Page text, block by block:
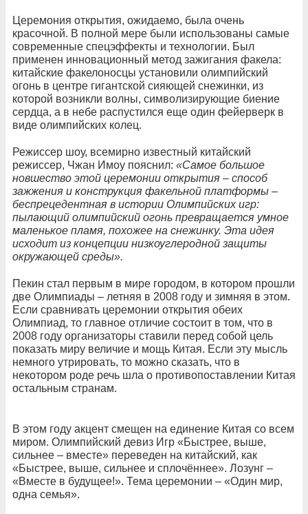
Церемония открытия, ожидаемо, была очень
красочной. В полной мере были использованы самые
современные спецэффекты и технологии. Был
применен инновационный метод зажигания факела:
китайские факелоносцы установили олимпийский
огонь в центре гигантской сияющей снежинки, из
которой возникли волны, символизирующие биение
сердца, а в небе распустился еще один фейерверк в
виде олимпийских колец.
Режиссер шоу, всемирно известный китайский
режиссер, Чжан Имоу пояснил: «Самое большое
новшество этой церемонии открытия – способ
зажжения и конструкция факельной платформы –
беспрецедентная в истории Олимпийских игр:
пылающий олимпийский огонь превращается умное
маленькое пламя, похожее на снежинку. Эта идея
исходит из концепции низкоуглеродной защиты
окружающей среды».
Пекин стал первым в мире городом, в котором прошли
две Олимпиады – летняя в 2008 году и зимняя в этом.
Если сравнивать церемонии открытия обеих
Олимпиад, то главное отличие состоит в том, что в
2008 году организаторы ставили перед собой цель
показать миру величие и мощь Китая. Если эту мысль
немного утрировать, то можно сказать, что в
некотором роде речь шла о противопоставлении Китая
остальным странам.
В этом году акцент смещен на единение Китая со всем
миром. Олимпийский девиз Игр «Быстрее, выше,
сильнее – вместе» переведен на китайский, как
«Быстрее, выше, сильнее и сплочённее». Лозунг –
«Вместе в будущее!». Тема церемонии – «Один мир,
одна семья».